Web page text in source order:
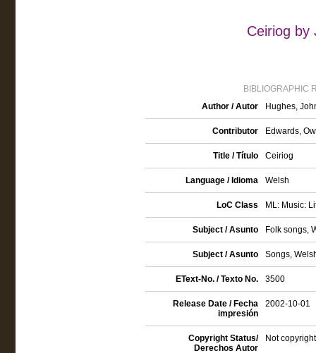
Ceiriog by
BIBLIOGRAPHIC
Author / Autor
Hughes,
Contributor Edwards,
Title / Título Ceiriog
Language / Idioma Welsh
LoC Class ML: Music:
Subject / Asunto Folk songs,
Subject / Asunto Songs,
EText-No. / Texto No. 3500
Release Date / Fecha
impresión
2002-10-01
Copyright Status/
Derechos Autor
Not